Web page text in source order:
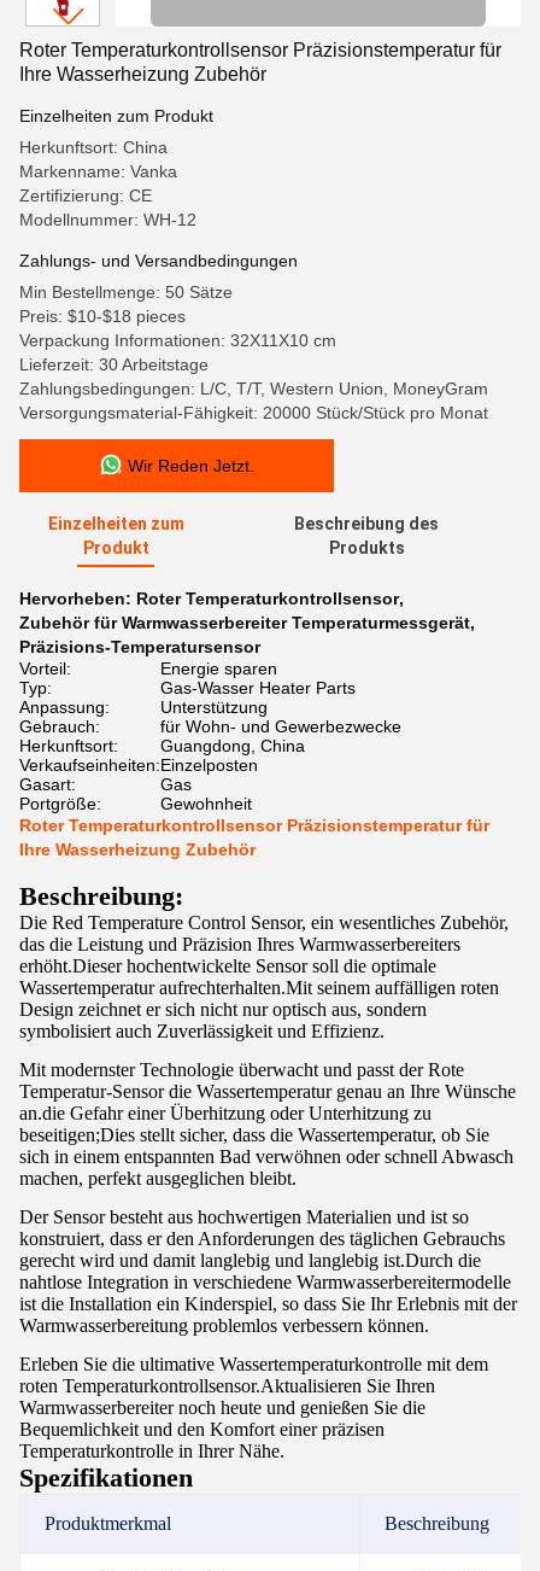
Roter Temperaturkontrollsensor Präzisionstemperatur für
Ihre Wasserheizung Zubehör
Einzelheiten zum Produkt
Herkunftsort: China
Markenname: Vanka
Zertifizierung: CE
Modellnummer: WH-12
Zahlungs- und Versandbedingungen
Min Bestellmenge: 50 Sätze
Preis: $10-$18 pieces
Verpackung Informationen: 32X11X10 cm
Lieferzeit: 30 Arbeitstage
Zahlungsbedingungen: L/C, T/T, Western Union, MoneyGram
Versorgungsmaterial-Fähigkeit: 20000 Stück/Stück pro Monat
Wir Reden Jetzt.
Einzelheiten zum
Produkt
Beschreibung des
Produkts
Hervorheben: Roter Temperaturkontrollsensor,
Zubehör für Warmwasserbereiter Temperaturmessgerät,
Präzisions-Temperatursensor
Vorteil:
Energie sparen
Typ:
Gas-Wasser Heater Parts
Anpassung:
Unterstützung
Gebrauch:
für Wohn- und Gewerbezwecke
Herkunftsort:
Guangdong, China
Verkaufseinheiten:Einzelposten
Gasart:
Gas
Portgröße:
Gewohnheit
Roter Temperaturkontrollsensor Präzisionstemperatur für
Ihre Wasserheizung Zubehör
Beschreibung:
Die Red Temperature Control Sensor, ein wesentliches Zubehör,
das die Leistung und Präzision Ihres Warmwasserbereiters
erhöht.Dieser hochentwickelte Sensor soll die optimale
Wassertemperatur aufrechterhalten.Mit seinem auffälligen roten
Design zeichnet er sich nicht nur optisch aus, sondern
symbolisiert auch Zuverlässigkeit und Effizienz.
Mit modernster Technologie überwacht und passt der Rote
Temperatur-Sensor die Wassertemperatur genau an Ihre Wünsche
an.die Gefahr einer Überhitzung oder Unterhitzung zu
beseitigen;Dies stellt sicher, dass die Wassertemperatur, ob Sie
sich in einem entspannten Bad verwöhnen oder schnell Abwasch
machen, perfekt ausgeglichen bleibt.
Der Sensor besteht aus hochwertigen Materialien und ist so
konstruiert, dass er den Anforderungen des täglichen Gebrauchs
gerecht wird und damit langlebig und langlebig ist.Durch die
nahtlose Integration in verschiedene Warmwasserbereitermodelle
ist die Installation ein Kinderspiel, so dass Sie Ihr Erlebnis mit der
Warmwasserbereitung problemlos verbessern können.
Erleben Sie die ultimative Wassertemperaturkontrolle mit dem
roten Temperaturkontrollsensor.Aktualisieren Sie Ihren
Warmwasserbereiter noch heute und genießen Sie die
Bequemlichkeit und den Komfort einer präzisen
Temperaturkontrolle in Ihrer Nähe.
Spezifikationen
Produktmerkmal Beschreibung